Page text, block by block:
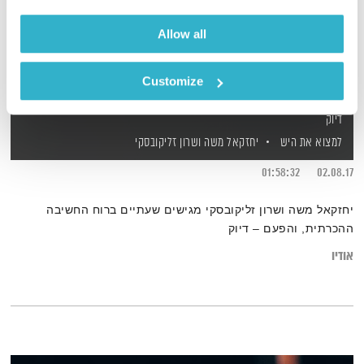
Allow all
Customize
דיוק
למצוא את היש
יחזקאל משה ושרון זליקובסקי
02.08.17
01:58:32
יחזקאל משה ושרון זליקובסקי מגישים שעתיים ברוח החשיבה
ההכרתית, והפעם – דיוק
אודיו